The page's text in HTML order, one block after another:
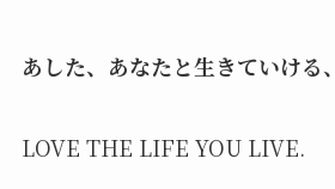
あした、あなたと生きていける
LOVE THE LIFE YOU LIVE.